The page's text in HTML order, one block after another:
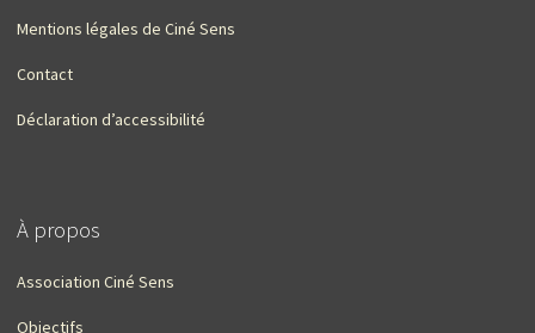
Mentions légales de Ciné Sens
Contact
Déclaration d’accessibilité
À propos
Association Ciné Sens
Objectifs